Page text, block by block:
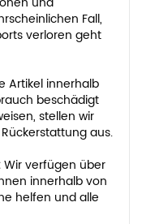
Fall,
verloren geht
Artikel innerhalb
beschädigt
stellen wir
aus.
Wir verfügen über
innerhalb von
helfen und alle